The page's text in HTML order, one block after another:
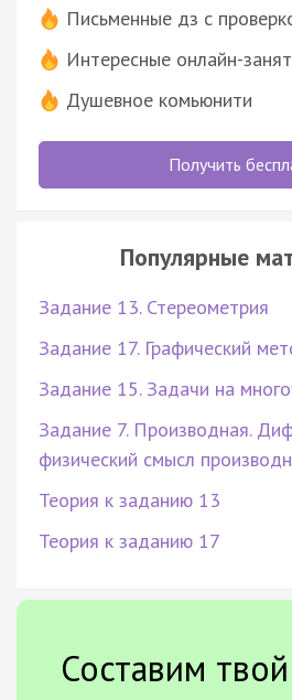
Письменные дз с
Интересные онлайн-
Душевное комьюнити
Получить
Популярные
Задание 13. Стереометрия
Задание 17. Графический
Задание 15. Задачи на
Задание 7. Производная.
физический смысл
Теория к заданию 13
Теория к заданию 17
Составим твой